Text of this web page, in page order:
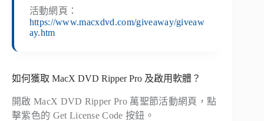
活動網頁：
https://www.macxdvd.com/giveaway/giveaw
ay.htm
如何獲取 MacX DVD Ripper Pro 及啟用軟體？
開啟 MacX DVD Ripper Pro 萬聖節活動網頁，點
擊紫色的 Get License Code 按鈕。